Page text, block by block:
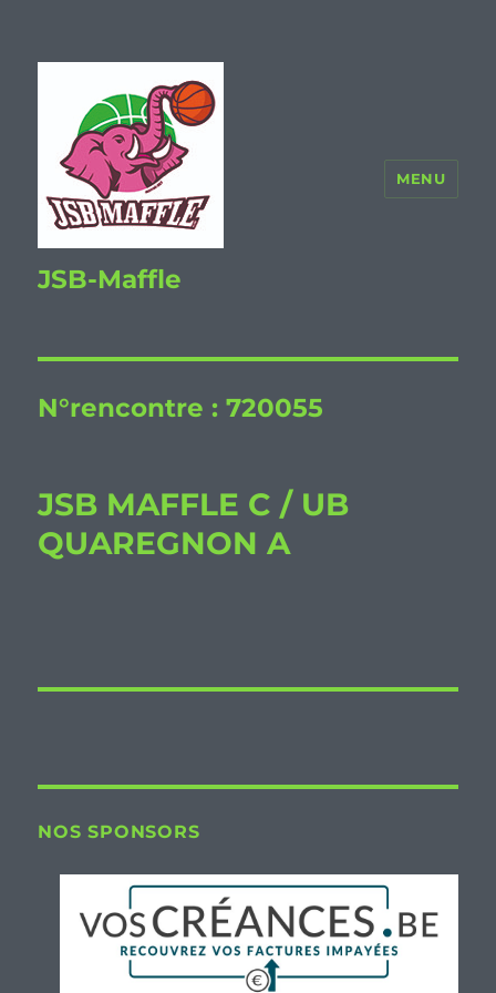
JSB-Maffle
MENU
N°rencontre :720055
JSB MAFFLE C / UB
QUAREGNON A
NOS SPONSORS